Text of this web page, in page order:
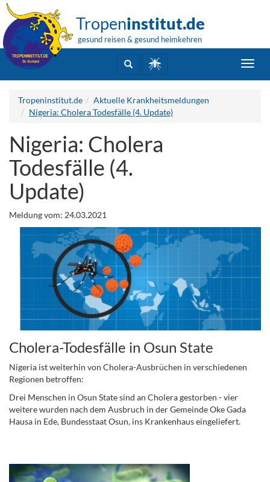
Tropeninstitut.de
gesund reisen & gesund heimkehren
Tropeninstitut.de
Aktuelle Krankheitsmeldungen
Nigeria: Cholera Todesfälle (4. Update)
Nigeria: Cholera
Todesfälle (4.
Update)
Meldung vom: 24.03.2021
Cholera-Todesfälle in Osun State
Nigeria ist weiterhin von Cholera-Ausbrüchen in verschiedenen
Regionen betroffen:
Drei Menschen in Osun State sind an Cholera gestorben - vier
weitere wurden nach dem Ausbruch in der Gemeinde Oke Gada
Hausa in Ede, Bundesstaat Osun, ins Krankenhaus eingeliefert.